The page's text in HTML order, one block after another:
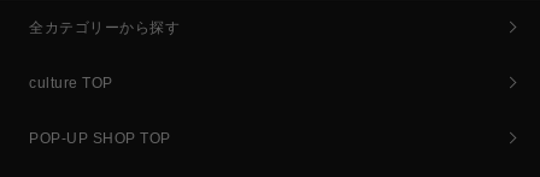
全カテゴリーから探す
culture TOP
POP-UP SHOP TOP